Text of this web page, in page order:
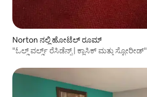
Norton ನಲ್ಲಿ ಹೋಟೆಲ್ ರೂಮ್
"ಓಲ್ಡ್ ವರ್ಲ್ಡ್ ರೆಸಿಡೆನ್ಸ್ | ಕ್ಲಾಸಿಕ್ ಮತ್ತು ಸ್ಟೋರೀಡ್"